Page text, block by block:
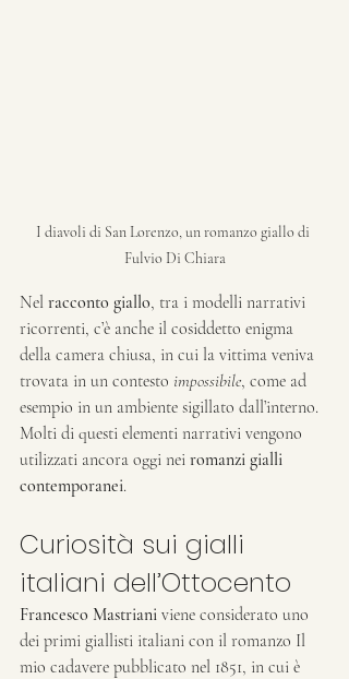
I diavoli di San Lorenzo, un romanzo giallo di
Fulvio Di Chiara
Nel racconto giallo, tra i modelli narrativi
ricorrenti, c’è anche il cosiddetto enigma
della camera chiusa, in cui la vittima veniva
trovata in un contesto impossibile, come ad
esempio in un ambiente sigillato dall’interno.
Molti di questi elementi narrativi vengono
utilizzati ancora oggi nei romanzi gialli
contemporanei.
Curiosità sui gialli
italiani dell’Ottocento
Francesco Mastriani viene considerato uno
dei primi giallisti italiani con il romanzo Il
mio cadavere pubblicato nel 1851, in cui è